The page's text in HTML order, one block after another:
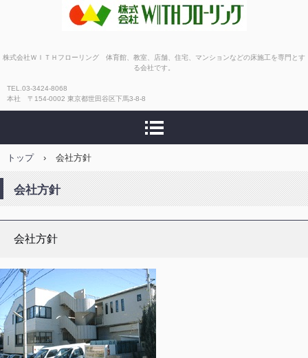
株式会社ＷＩＴＨフローリ
株式会社ＷＩＴＨフローリング 体育館、教室、店舗、住宅、マンションなどの床施工を専門とす
る会社です。
TEL.03-3424-8068
本社 〒154-0002 東京都世田谷区下馬3-8-8
トップ › 会社方針
会社方針
会社方針